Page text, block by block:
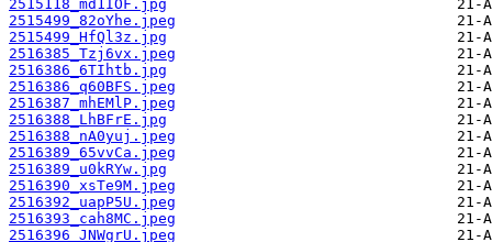
2515118_md1IOF.jpg
2515499_82oYhe.jpeg
2515499_HfQl3z.jpg
2516385_Tzj6vx.jpeg
2516386_6TIhtb.jpg
2516386_q60BFS.jpeg
2516387_mhEMlP.jpeg
2516388_LhBFrE.jpg
2516388_nA0yuj.jpeg
2516389_65vvCa.jpeg
2516389_u0kRYw.jpg
2516390_xsTe9M.jpeg
2516392_uapP5U.jpeg
2516393_cah8MC.jpeg
2516396_JNWgrU.jpeg